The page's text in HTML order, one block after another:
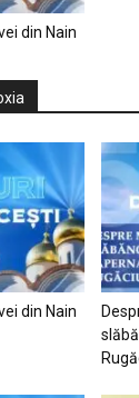
din Nain
din Nain